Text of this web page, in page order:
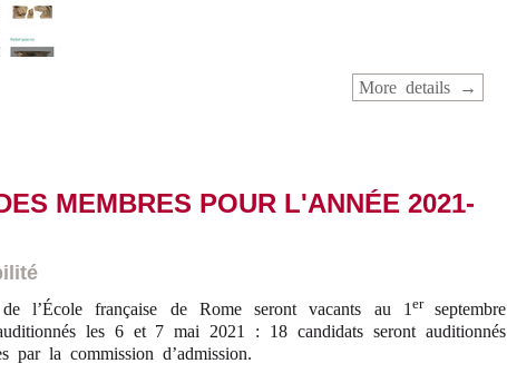
More details
MEMBRES POUR L'ANNÉE 2021-
l’École française de Rome seront vacants au 1 er septembre
les 6 et 7 mai 2021 : 18 candidats seront auditionnés
par la commission d’admission.